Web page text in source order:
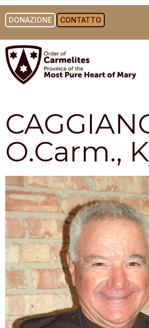
DONAZIONE CONTATTO
O.Carm.,